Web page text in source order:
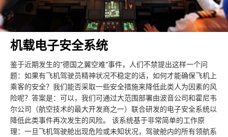
机载电子安全系统
鉴于近期发生的”德国之翼空难“事件，人们不禁提出这样一个问
题：如果有飞机驾驶员精神状况不稳定的话，如何才能确保飞机上
乘客的安全？我们能否采取一些安全措施来降低此类人为因素的风
险呢？答案是：可以，我们可通过大范围部署由波音公司和霍尼韦
尔公司（航空技术的最大开发商之一）联合研发的电子安全系统以
降低此类事件再次发生的风险。 该系统基于非常简单的工作原
理：一旦飞机驾驶舱出现危险或未知状况，驾驶舱内的所有领航系